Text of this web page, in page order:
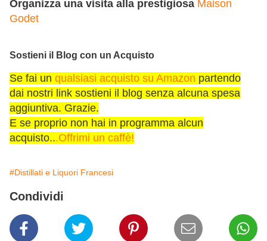
Organizza una visita alla prestigiosa Maison
Godet
Sostieni il Blog con un Acquisto
Se fai un qualsiasi acquisto su Amazon partendo
dai nostri link sostieni il blog senza alcuna spesa
aggiuntiva. Grazie.
E se proprio non hai in programma alcun
acquisto...Offrimi un caffè!
#Distillati e Liquori Francesi
Condividi